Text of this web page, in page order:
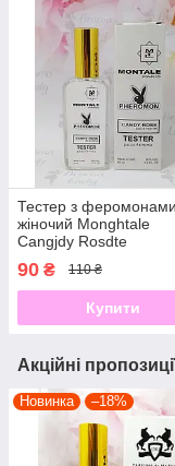
Тестер з феромонами
жіночий Monghtale
Cangjdy Rosdte
Роипоуз) 65 мл
90 ₴ 110 ₴
Купити
Акційні
Новинка –18%